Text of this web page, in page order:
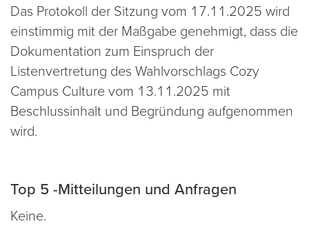
Das Protokoll der Sitzung vom 17.11.2025 wird
einstimmig mit der Maßgabe genehmigt, dass die
Dokumentation zum Einspruch der
Listenvertretung des Wahlvorschlags Cozy
Campus Culture vom 13.11.2025 mit
Beschlussinhalt und Begründung aufgenommen
wird.
Top 5 -Mitteilungen und Anfragen
Keine.